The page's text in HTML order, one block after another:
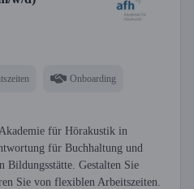
Onboarding
für Hörakustik in
für Buchhaltung und
Gestalten Sie
Sie von flexiblen Arbeitszeiten.